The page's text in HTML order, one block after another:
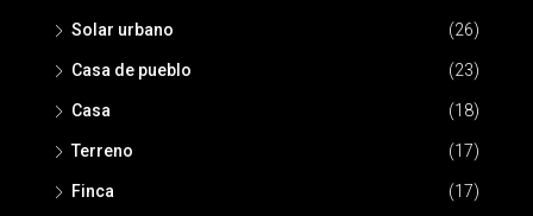
Solar urbano (26)
Casa de pueblo (23)
Casa (18)
Terreno (17)
Finca (17)